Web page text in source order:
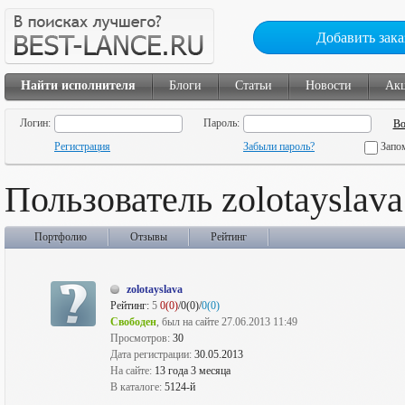
Добавить
Найти исполнителя Блоги Статьи Новости
Логин:
Пароль:
Регистрация
Забыли пароль?
Пользователь zolotayslava
Портфолио Отзывы Рейтинг
zolotayslava
Рейтинг: 5 0(0)/0(0)/0(0)
Свободен, был на сайте 27.06.2013 11:49
Просмотров: 30
Дата регистрации: 30.05.2013
На сайте: 13 года 3 месяца
В каталоге: 5124-й